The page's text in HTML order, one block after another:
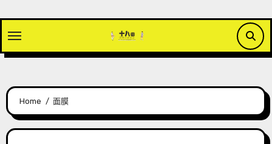
content
Home 面膜